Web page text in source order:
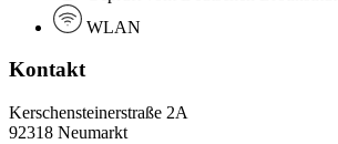
WLAN
Kontakt
Kerschensteinerstraße 2A
92318 Neumarkt